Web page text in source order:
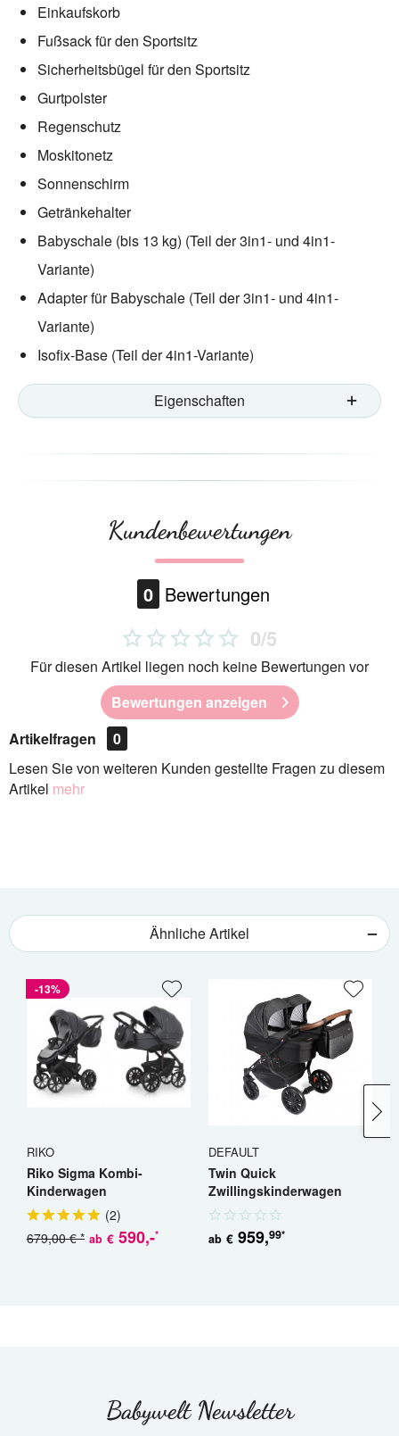
Einkaufskorb
Fußsack für den Sportsitz
Sicherheitsbügel für den Sportsitz
Gurtpolster
Regenschutz
Moskitonetz
Sonnenschirm
Getränkehalter
Babyschale (bis 13 kg) (Teil der 3in1- und 4in1-
Variante)
Adapter für Babyschale (Teil der 3in1- und 4in1-
Variante)
Isofix-Base (Teil der 4in1-Variante)
Eigenschaften
Kundenbewertungen
0 Bewertungen
0/5
Für diesen Artikel liegen noch keine Bewertungen vor
Bewertungen anzeigen
Artikelfragen
0
Lesen Sie von weiteren Kunden gestellte Fragen zu diesem
Artikel mehr
Ähnliche Artikel
-13%
RIKO
Riko Sigma Kombi-
Kinderwagen
(2)
ab € 590,-*
679,00 € *
DEFAULT
Twin Quick
Zwillingskinderwagen
Geschwisterwagen
ab € 959,99*
Babywelt Newsletter